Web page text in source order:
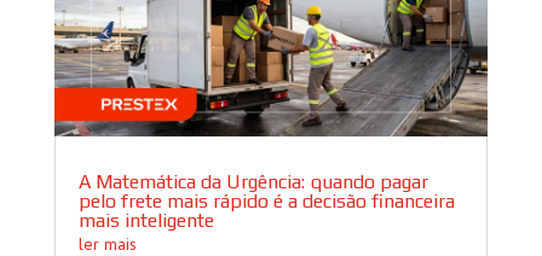
A Matemática da Urgência: quando pagar
pelo frete mais rápido é a decisão financeira
mais inteligente
ler mais